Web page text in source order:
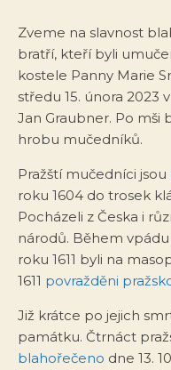
Zveme na slavnost
bratří, kteří byli
kostele Panny Marie
středu 15. února 2023
Jan Graubner. Po mši
hrobu mučedníků.
Pražští mučedníci jsou
roku 1604 do trosek
Pocházeli z Česka i
národů. Během
roku 1611 byli na
1611 povražděni
Již krátce po jejich
památku. Čtrnáct
blahořečeno dne 13.